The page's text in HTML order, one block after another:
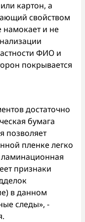
картон, а
свойством
намокает и не
ФИО и
покрывается
достаточно
бумага
позволяет
пленке легко
ламинационная
признаки
в данном
следы», -